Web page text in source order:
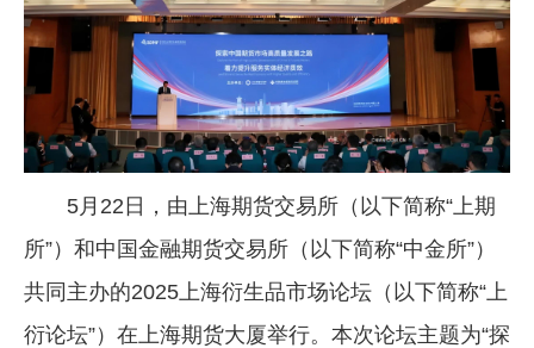
企业文化
《资源再生》杂志
行情报价
数字报5月22日，由上海期货交易所（以下简称“上期
所”）和中国金融期货交易所（以下简称“中金所”）
共同主办的2025上海衍生品市场论坛（以下简称“上
衍论坛”）在上海期货大厦举行。本次论坛主题为“探